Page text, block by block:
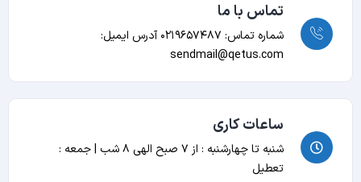
تماس با ما
شماره تماس: ۰۲۱۹۶۵۷۴۸۷
آدرس ایمیل:
sendmail@qetus.com
ساعات کاری
شنبه تا چهارشنبه : از ۷ صبح الهی ۸ شب | جمعه :
تعطیل